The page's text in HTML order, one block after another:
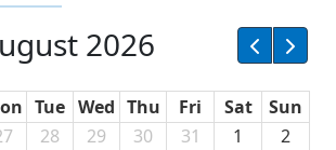
2026
Tue Wed Thu Fri Sat
Sun
28 29 30 31 1 2